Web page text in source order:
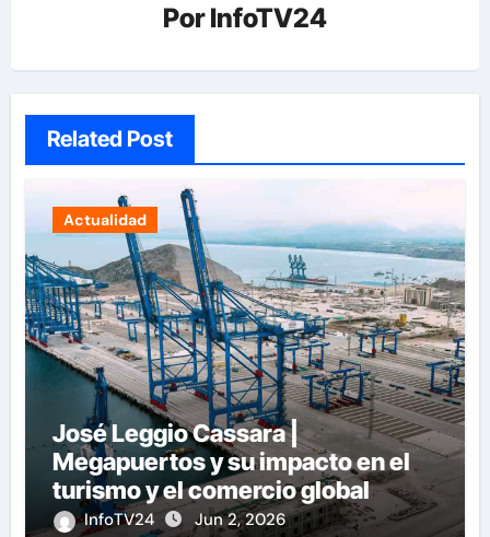
PorInfoTV24
Related Post
Actualidad
José Leggio Cassara |
Megapuertos y su impacto en el
turismo y el comercio global
InfoTV24 Jun 2, 2026